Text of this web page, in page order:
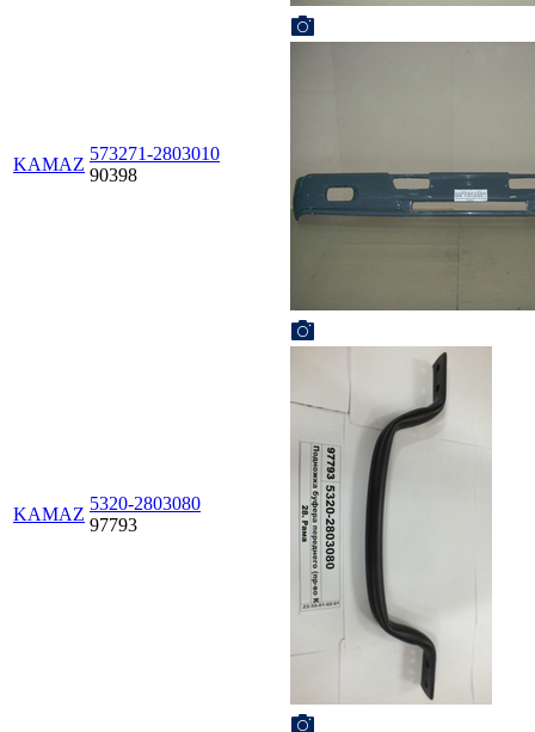
KAMAZ
573271-2803010
90398
KAMAZ
5320-2803080
97793